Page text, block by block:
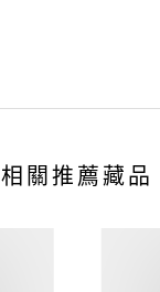
相關推薦藏品